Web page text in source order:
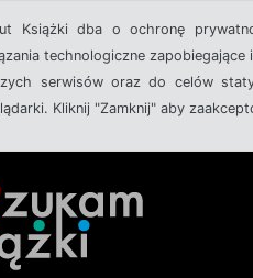
Książki dba o ochronę
technologiczne
serwisów oraz do celów
Kliknij "Zamknij" aby